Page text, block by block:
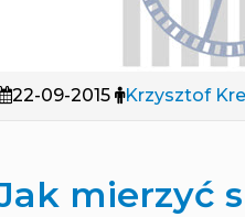
22-09-2015 Krzysztof
mierzyć